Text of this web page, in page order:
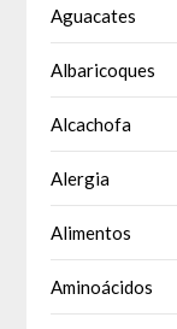
Aguacates
Albaricoques
Alcachofa
Alergia
Alimentos
Aminoácidos